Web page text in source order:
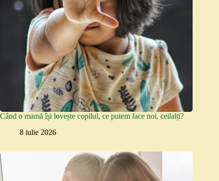
Când o mamă își lovește copilul, ce putem face noi, ceilalți?
8 iulie 2026